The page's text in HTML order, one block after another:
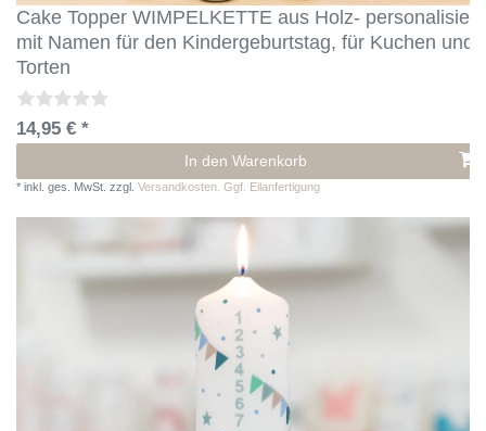
Cake Topper WIMPELKETTE aus Holz- personalisiert
mit Namen für den Kindergeburtstag, für Kuchen und
Torten
14,95 € *
In den Warenkorb
* inkl. ges. MwSt. zzgl. Versandkosten. Ggf. Eilanfertigung